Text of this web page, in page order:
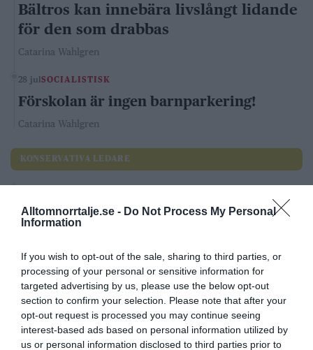
Alltomnorrtalje.se - Do Not Process My Personal
Information
If you wish to opt-out of the sale, sharing to third parties, or
processing of your personal or sensitive information for
targeted advertising by us, please use the below opt-out
section to confirm your selection. Please note that after your
opt-out request is processed you may continue seeing
interest-based ads based on personal information utilized by
us or personal information disclosed to third parties prior to
Bältros kan innebära livslångt lidande
för den som drabbas
Catarina Wahlgren
28 julSOCIALISTISK
Förskolan är ingen barnparkering!
Catarina Wahlgren
KONSERVATIVA LEDARE
Pinsamt av Norrtelje Tidning
20 jul KONSERVATIV
SD och Tidö avskaffar mängdrabatten för
våldtäkter och andra grova brott –
Socialdemokraterna säger nej
Andrea Kronvall